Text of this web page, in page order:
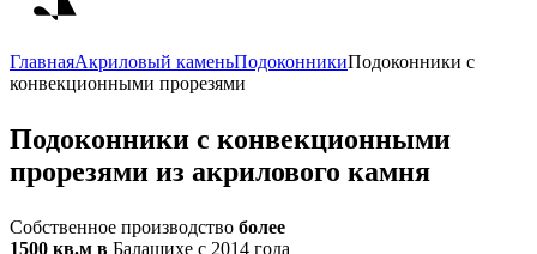
ГлавнаяАкриловый каменьПодоконникиПодоконники с
конвекционными прорезями
Подоконники с конвекционными
прорезями из акрилового камня
Собственное производство более
1500 кв.м в Балашихе с 2014 года